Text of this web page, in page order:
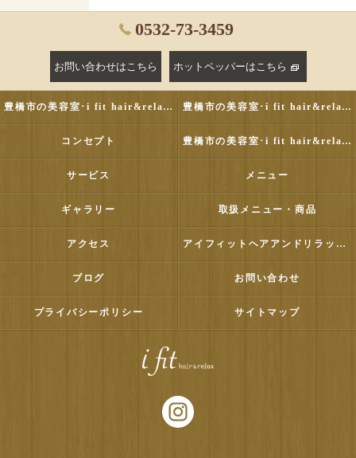
0532-73-3459
お問い合わせはこちら ホットペッパーはこちら
豊橋市の美容室･i fit hair&relaxの評判 豊橋市の美容室･i fit hair&relaxのお客様の声
コンセプト 豊橋市の美容室･i fit hair&relaxの口コミ情報
サービス メニュー
ギャラリー 取扱メニュー・商品
アクセス アイフィットヘアアンドリラックス
ブログ お問い合わせ
プライバシーポリシー サイトマップ